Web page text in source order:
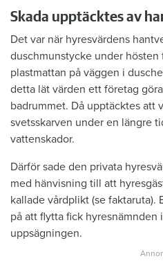
Skada upptäcktes av
Det var när hyresvärdens
duschmunstycke under hösten
plastmattan på väggen i
detta lät värden ett företag
badrummet. Då upptäcktes att
svetsskarven under en längre
vattenskador.
Därför sade den privata
med hänvisning till att
kallade vårdplikt (se faktaruta).
på att flytta fick hyresnämnden
uppsägningen.